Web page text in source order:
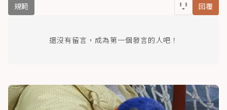
規範 回覆
還沒有留言，成為第一個發言的人吧！